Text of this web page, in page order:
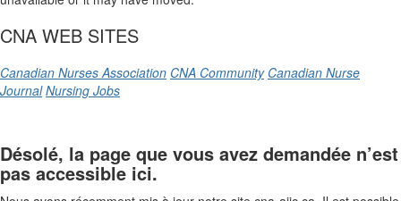
CNA WEB SITES
Canadian Nurses Association CNA Community Canadian Nurse
Journal Nursing Jobs
Désolé, la page que vous avez demandée n’est
pas accessible ici.